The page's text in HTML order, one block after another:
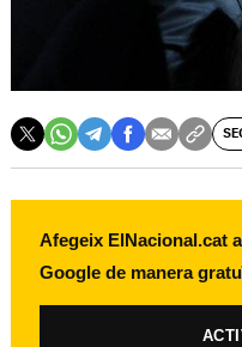
Afegeix ElNacional.cat
Google de manera